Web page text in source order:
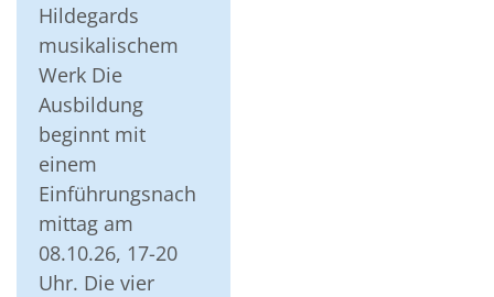
Hildegards
musikalischem
Werk Die
Ausbildung
beginnt mit
einem
Einführungsnach
mittag am
08.10.26, 17-20
Uhr. Die vier